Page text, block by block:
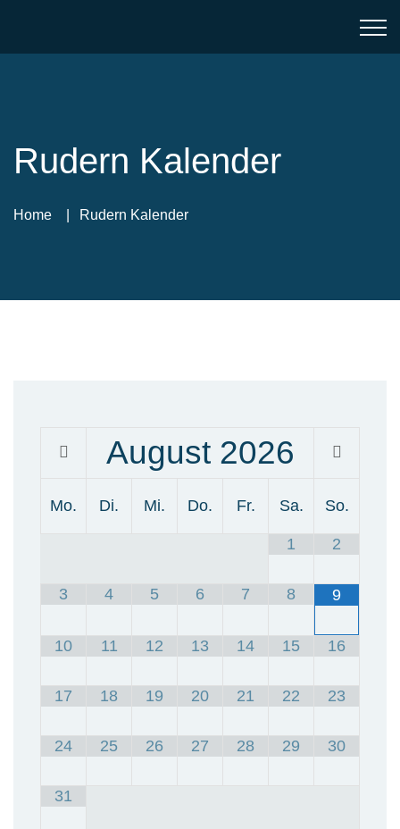
Rudern Kalender
Home Rudern Kalender
August 2026
Mo. Di. Mi. Do. Fr. Sa. So.
1 2
3 4 5 6 7 8 9
10 11 12 13 14 15 16
17 18 19 20 21 22 23
24 25 26 27 28 29 30
31